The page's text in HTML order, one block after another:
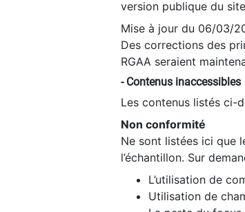
version publique du
Mise à jour du 06/03/
Des corrections des
RGAA seraient
- Contenus inaccessibles
Les contenus listés ci-
Non conformité
Ne sont listées ici que
l’échantillon. Sur
L’utilisation de
Utilisation de